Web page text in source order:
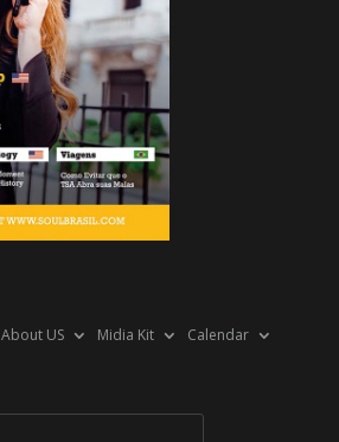
About US Midia Kit Calendar